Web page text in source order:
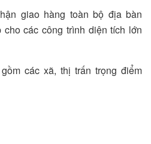
giao hàng toàn bộ địa bàn
các công trình diện tích lớn
các xã, thị trấn trọng điểm